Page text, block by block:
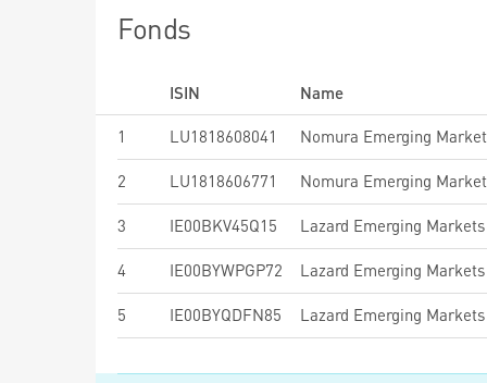
Fonds
ISIN
Name
1
LU1818608041 Nomura Emerging
2 LU1818606771 Nomura Emerging
3 IE00BKV45Q15 Lazard Emerging
4 IE00BYWPGP72 Lazard Emerging
5 IE00BYQDFN85 Lazard Emerging